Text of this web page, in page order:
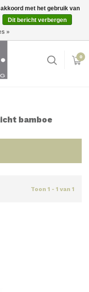
Inloggen
0
bamboe
Toon 1 - 1 van 1
met het gebruik van
Dit bericht verbergen
»